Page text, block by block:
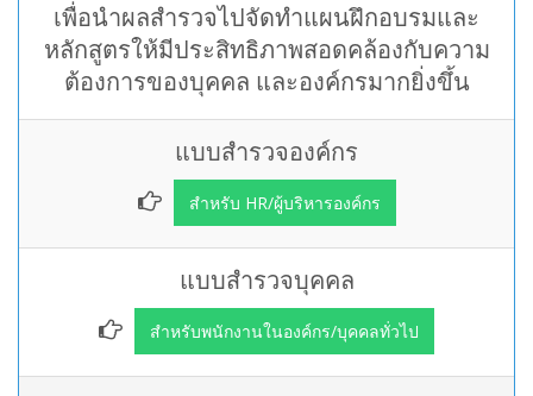
เพื่อนำผลสำรวจไปจัดทำแผนฝึกอบรมและ
หลักสูตรให้มีประสิทธิภาพสอดคล้องกับความ
ต้องการของบุคคล และองค์กรมากยิ่งขึ้น
แบบสำรวจองค์กร
สำหรับ HR/ผู้บริหารองค์กร
แบบสำรวจบุคคล
สำหรับพนักงานในองค์กร/บุคคลทั่วไป